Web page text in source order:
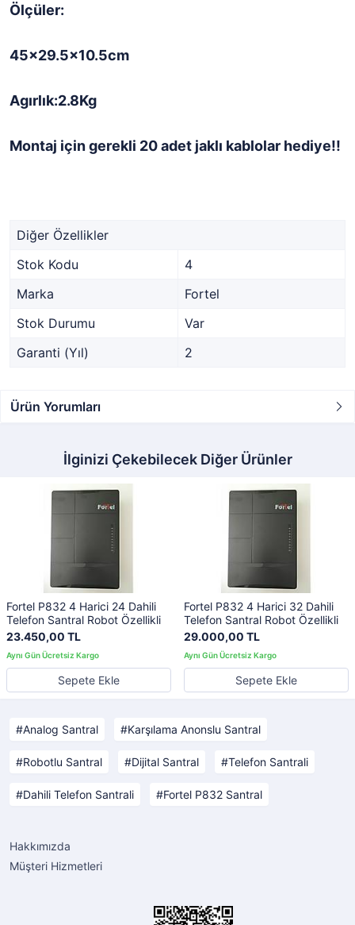
Ölçüler:
45x29.5x10.5cm
Agırlık:2.8Kg
Montaj için gerekli 20 adet jaklı kablolar hediye!!
Diğer Özellikler
Stok Kodu
4
Marka
Fortel
Stok Durumu
Var
Garanti (Yıl)
2
Ürün Yorumları
İlginizi Çekebilecek Diğer Ürünler
Fortel P832 4 Harici 24 Dahili
Telefon Santral Robot Özellikli
23.450,00 TL
Sepete Ekle
Fortel P832 4 Harici 32 Dahili
Telefon Santral Robot Özellikli
29.000,00 TL
Sepete Ekle
Analog Santral Karşılama Anonslu Santral
Robotlu Santral Dijital Santral Telefon Santrali
Dahili Telefon Santrali Fortel P832 Santral
Hakkımızda
Müşteri Hizmetleri